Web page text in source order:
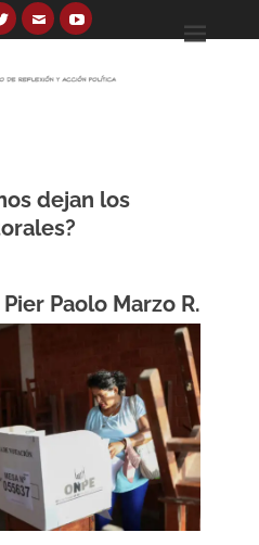
TwitterEmailYouTube
política
dejan los
Pier Paolo Marzo R.